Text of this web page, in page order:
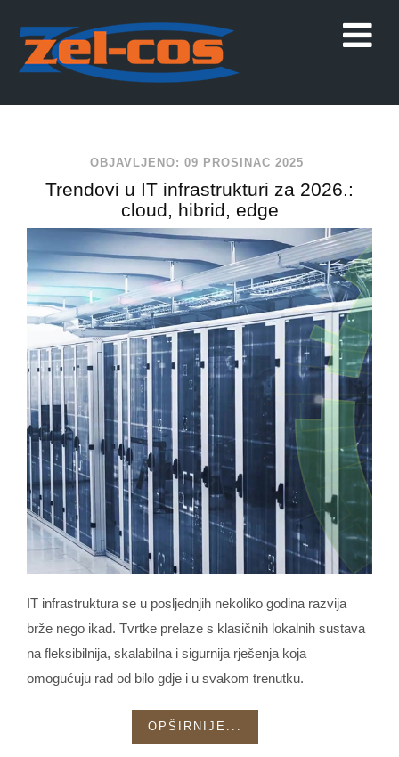
OBJAVLJENO: 09 PROSINAC 2025
Trendovi u IT infrastrukturi za 2026.:
cloud, hibrid, edge
IT infrastruktura se u posljednjih nekoliko godina razvija
brže nego ikad. Tvrtke prelaze s klasičnih lokalnih sustava
na fleksibilnija, skalabilna i sigurnija rješenja koja
omogućuju rad od bilo gdje i u svakom trenutku.
OPŠIRNIJE...